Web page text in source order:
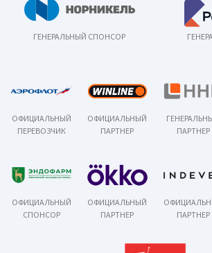
ГЕНЕРАЛЬНЫЙ СПОНСОР
ОФИЦИАЛЬНЫЙ
ПЕРЕВОЗЧИК
ОФИЦИАЛЬНЫЙ
ПАРТНЕР
ПАРТНЕР
ОФИЦИАЛЬНЫЙ
СПОНСОР
ОФИЦИАЛЬНЫЙ
ПАРТНЕР
ПАРТНЕР